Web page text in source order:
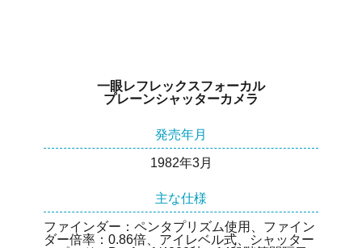
一眼レフレックスフォーカル
プレーンシャッターカメラ
発売年月
1982年3月
主な仕様
ファインダー：ペンタプリズム使用、ファイン
ダー倍率：0.86倍、アイレベル式、シャッター